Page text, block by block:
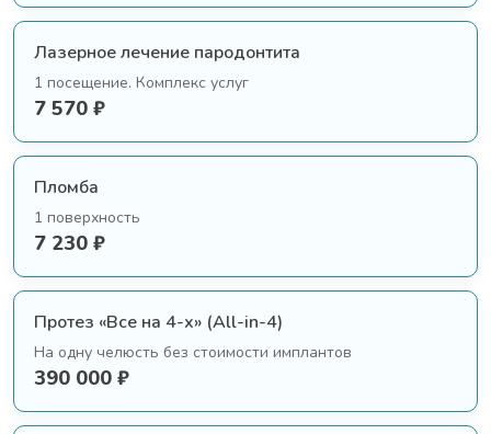
Лазерное лечение пародонтита
1 посещение. Комплекс услуг
7 570 ₽
Пломба
1 поверхность
7 230 ₽
Протез «Все на 4-х» (All-in-4)
На одну челюсть без стоимости имплантов
390 000 ₽